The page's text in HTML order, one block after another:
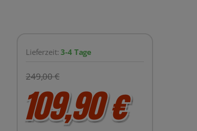
Lieferzeit:3-4 Tage
249,00 €
109,90 €